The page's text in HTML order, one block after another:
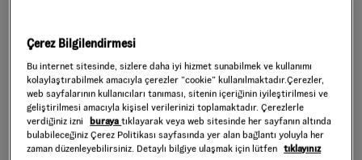
Çerez Bilgilendirmesi
Bu internet sitesinde, sizlere daha iyi hizmet sunabilmek ve kullanımı
kolaylaştırabilmek amacıyla çerezler ”cookie” kullanılmaktadır.Çerezler,
web sayfalarının kullanıcıları tanıması, sitenin içeriğinin iyileştirilmesi ve
geliştirilmesi amacıyla kişisel verilerinizi toplamaktadır. Çerezlerle
verdiğiniz izni
burayatıklayarak veya web sitesinde her sayfanın altında
bulabileceğiniz Çerez Politikası sayfasında yer alan bağlantı yoluyla her
zaman düzenleyebilirsiniz. Detaylı bilgiye ulaşmak için lütfen tıklayınız